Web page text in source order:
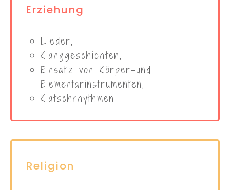
Erziehung
Lieder,
Klanggeschichten,
Einsatz von Körper-und
Elementarinstrumenten,
Klatschrhythmen
Religion